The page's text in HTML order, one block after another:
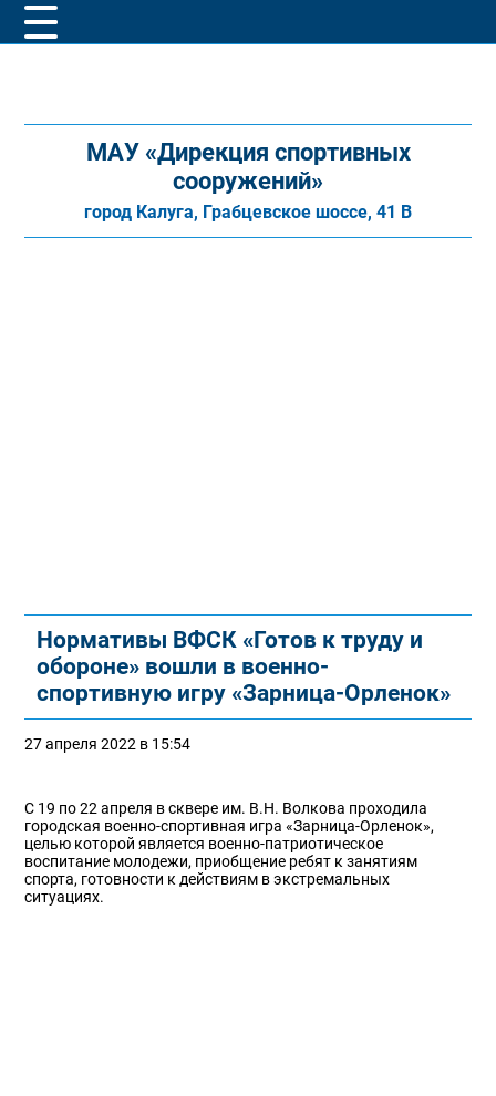
МАУ «Дирекция спортивных
сооружений»
город Калуга, Грабцевское шоссе, 41 В
Нормативы ВФСК «Готов к труду и
обороне» вошли в военно-
спортивную игру «Зарница-Орленок»
27 апреля 2022 в 15:54
С 19 по 22 апреля в сквере им. В.Н. Волкова проходила
городская военно-спортивная игра «Зарница-Орленок»,
целью которой является военно-патриотическое
воспитание молодежи, приобщение ребят к занятиям
спорта, готовности к действиям в экстремальных
ситуациях.